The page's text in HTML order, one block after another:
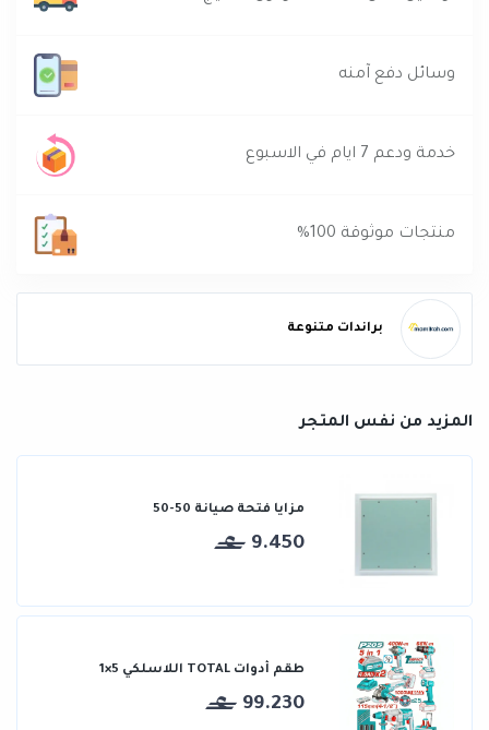
وسائل دفع آمنه
خدمة ودعم 7 ايام في الاسبوع
منتجات موثوقة 100%
براندات متنوعة
المزيد من نفس المتجر
مزايا فتحة صيانة 50-50
9.450
طقم أدوات TOTAL اللاسلكي 5×1
99.230